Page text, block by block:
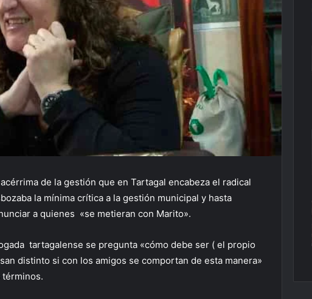
de la gestión que en Tartagal encabeza el radical
la mínima crítica a la gestión municipal y hasta
a quienes «se metieran con Marito».
tartagalense se pregunta «cómo debe ser ( el propio
distinto si con los amigos se comportan de esta manera»